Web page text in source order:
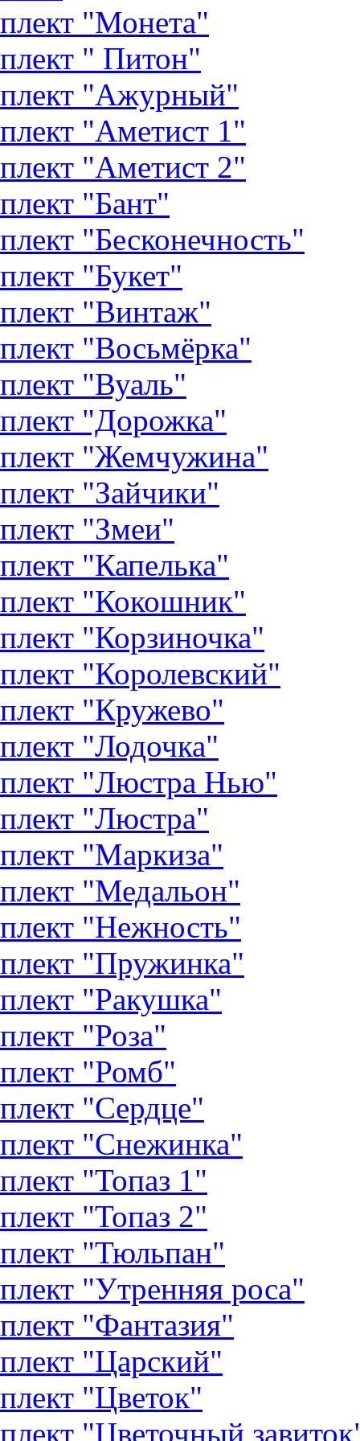
"Монета"
" Питон"
"Ажурный"
"Аметист 1"
"Аметист 2"
"Бант"
"Бесконечность"
"Букет"
"Винтаж"
"Восьмёрка"
"Вуаль"
"Дорожка"
"Жемчужина"
"Зайчики"
"Змеи"
"Капелька"
"Кокошник"
"Корзиночка"
"Королевский"
"Кружево"
"Лодочка"
"Люстра Нью"
"Люстра"
"Маркиза"
"Медальон"
"Нежность"
"Пружинка"
"Ракушка"
"Роза"
"Ромб"
"Сердце"
"Снежинка"
"Топаз 1"
"Топаз 2"
"Тюльпан"
"Утренняя роса"
"Фантазия"
"Царский"
"Цветок"
"Цветочный